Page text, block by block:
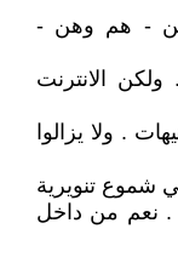
- هم وهن -
الانترنت
. ولا يزالوا
شموع تنويرية
. نعم من داخل